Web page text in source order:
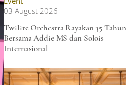
03 August 2026
Twilite Orchestra Rayakan 35 Tahun
Bersama Addie MS dan Solois
Internasional